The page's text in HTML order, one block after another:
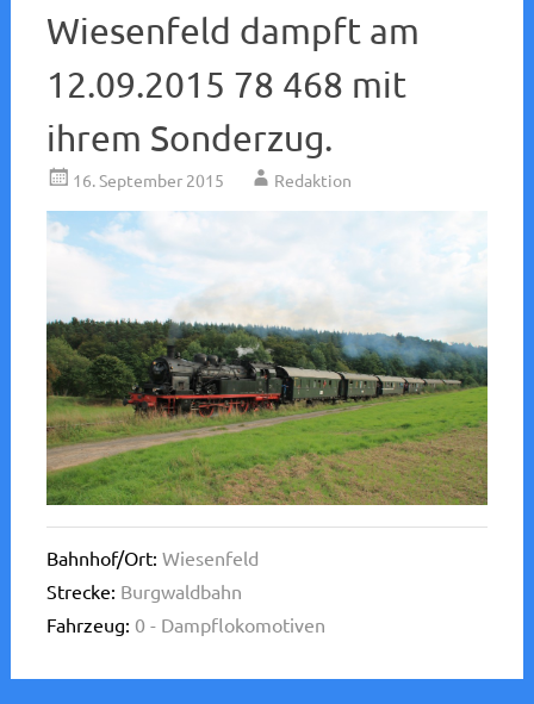
Wiesenfeld dampft am
12.09.2015 78 468 mit
ihrem Sonderzug.
16. September 2015 Redaktion
Bahnhof/Ort: Wiesenfeld
Strecke: Burgwaldbahn
Fahrzeug: 0 - Dampflokomotiven